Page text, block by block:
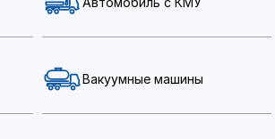
Вакуумные машины